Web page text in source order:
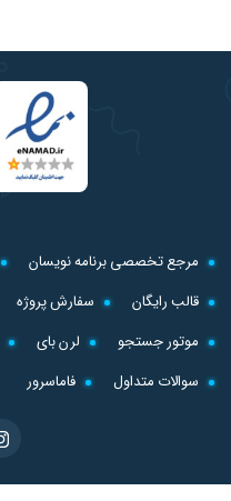
مرجع تخصصی برنامه نویسان
قالب رایگان
سفارش پروژه
موتور جستجو
لرن بای
سوالات متداول
فاماسرور